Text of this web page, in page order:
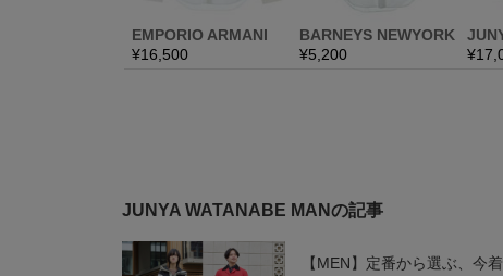
JUNYA WATANABE MANの記事
【MEN】定番から選ぶ、今着